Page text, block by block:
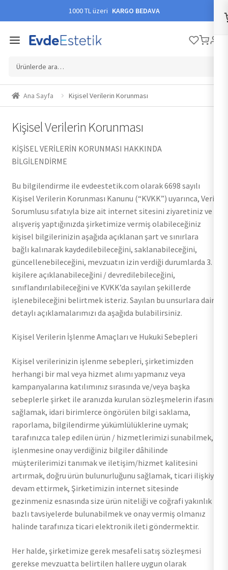
1000 TL üzeri KARGO BEDAVA
Ara:
Ana Sayfa Kişisel Verilerin Korunması
Kişisel Verilerin Korunması
KİŞİSEL VERİLERİN KORUNMASI HAKKINDA
BİLGİLENDİRME
Bu bilgilendirme ile evdeestetik.com olarak 6698 sayılı
Kişisel Verilerin Korunması Kanunu (“KVKK”) uyarınca, Veri
Sorumlusu sıfatıyla bize ait internet sitesini ziyaretiniz ve
alışveriş yaptığınızda şirketimize vermiş olabileceğiniz
kişisel bilgilerinizin aşağıda açıklanan şart ve sınırlara
bağlı kalınarak kaydedilebileceğini, saklanabileceğini,
güncellenebileceğini, mevzuatın izin verdiği durumlarda 3.
kişilere açıklanabileceğini / devredilebileceğini,
sınıflandırılabileceğini ve KVKK’da sayılan şekillerde
işlenebileceğini belirtmek isteriz. Sayılan bu unsurlara dair
detaylı açıklamalarımızı da aşağıda bulabilirsiniz.
Kişisel Verilerin İşlenme Amaçları ve Hukuki Sebepleri
Kişisel verilerinizin işlenme sebepleri, şirketimizden
herhangi bir mal veya hizmet alımı yapmanız veya
kampanyalarına katılımınız sırasında ve/veya başka
sebeplerle şirket ile aranızda kurulan sözleşmelerin ifasını
sağlamak, idari birimlerce öngörülen bilgi saklama,
raporlama, bilgilendirme yükümlülüklerine uymak;
tarafınızca talep edilen ürün / hizmetlerimizi sunabilmek,
işlenmesine onay verdiğiniz bilgiler dâhilinde
müşterilerimizi tanımak ve iletişim/hizmet kalitesini
artırmak, doğru ürün bulunurluğunu sağlamak, ticari ilişkiyi
devam ettirmek, Şirketimizin internet sitesinde
gezinmeniz esnasında size ürün niteliği ve coğrafi yakınlık
bazlı tavsiyelerde bulunabilmek ve onay vermiş olmanız
halinde tarafınıza ticari elektronik ileti göndermektir.
Her halde, şirketimize gerek mesafeli satış sözleşmesi
gerekse mevzuatta belirtilen hallere uygun olarak